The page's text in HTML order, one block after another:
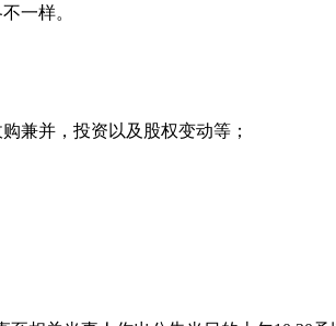
一样。
兼并，投资以及股权变动等；